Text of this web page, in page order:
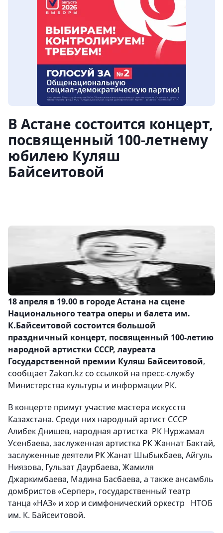
В Астане состоится концерт,
посвященный 100-летнему
юбилею Куляш
Байсеитовой
18 апреля в 19.00 в городе Астана на сцене
Национального театра оперы и балета им.
К.Байсеитовой состоится большой
праздничный концерт, посвященный 100-летию
народной артистки СССР, лауреата
Государственной премии Куляш Байсеитовой,
сообщает Zakon.kz со ссылкой на пресс-службу
Министерства культуры и информации РК.
В концерте примут участие мастера искусств
Казахстана. Среди них народный артист СССР
Алибек Днишев, народная артистка РК Нуржамал
Усенбаева, заслуженная артистка РК Жаннат Бактай,
заслуженные деятели РК Жанат Шыбыкбаев, Айгуль
Ниязова, Гульзат Даурбаева, Жамиля
Джаркимбаева, Мадина Басбаева, а также ансамбль
домбристов «Серпер», государственный театр
танца «НАЗ» и хор и симфонический оркестр НТОБ
им. К. Байсеитовой.